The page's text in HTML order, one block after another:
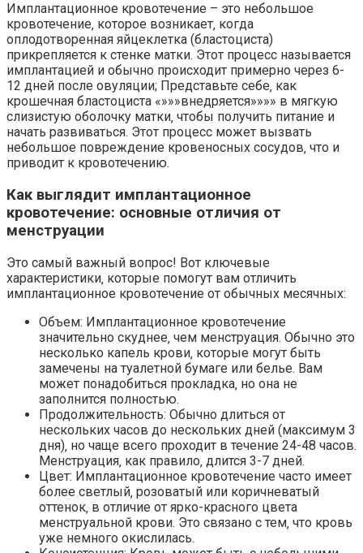
Имплантационное кровотечение – это небольшое
кровотечение‚ которое возникает‚ когда
оплодотворенная яйцеклетка (бластоциста)
прикрепляется к стенке матки. Этот процесс называется
имплантацией и обычно происходит примерно через 6-
12 дней после овуляции; Представьте себе‚ как
крошечная бластоциста «»»»внедряется»»»» в мягкую
слизистую оболочку матки‚ чтобы получить питание и
начать развиваться. Этот процесс может вызвать
небольшое повреждение кровеносных сосудов‚ что и
приводит к кровотечению.
Как выглядит имплантационное
кровотечение: основные отличия от
менструации
Это самый важный вопрос! Вот ключевые
характеристики‚ которые помогут вам отличить
имплантационное кровотечение от обычных месячных:
Объем: Имплантационное кровотечение
значительно скуднее‚ чем менструация. Обычно это
несколько капель крови‚ которые могут быть
замечены на туалетной бумаге или белье. Вам
может понадобиться прокладка‚ но она не
заполнится полностью.
Продолжительность: Обычно длиться от
нескольких часов до нескольких дней (максимум 3
дня)‚ но чаще всего проходит в течение 24-48 часов.
Менструация‚ как правило‚ длится 3-7 дней.
Цвет: Имплантационное кровотечение часто имеет
более светлый‚ розоватый или коричневатый
оттенок‚ в отличие от ярко-красного цвета
менструальной крови. Это связано с тем‚ что кровь
уже немного окислилась.